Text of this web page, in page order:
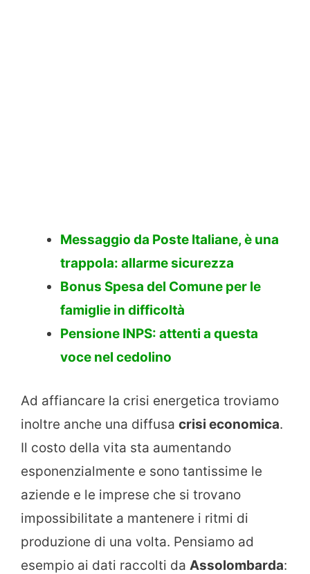
Messaggio da Poste Italiane, è una
trappola: allarme sicurezza
Bonus Spesa del Comune per le
famiglie in difficoltà
Pensione INPS: attenti a questa
voce nel cedolino
Ad affiancare la crisi energetica troviamo
inoltre anche una diffusa crisi economica.
Il costo della vita sta aumentando
esponenzialmente e sono tantissime le
aziende e le imprese che si trovano
impossibilitate a mantenere i ritmi di
produzione di una volta. Pensiamo ad
esempio ai dati raccolti da Assolombarda: